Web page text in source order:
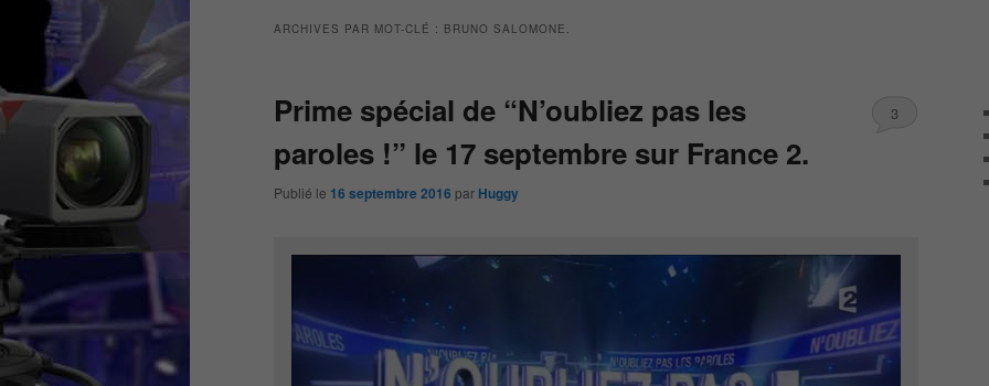
ARCHIVES PAR MOT-CLÉ : BRUNO SALOMONE.
Prime spécial de “N’oubliez pas les
paroles !” le 17 septembre sur France 2.
Publié le 16 septembre 2016 par Huggy
3